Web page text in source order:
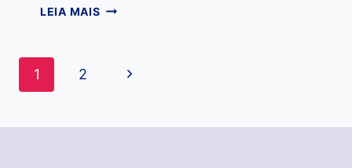
LEIA MAISCURSO
CARREIRA
Navegação
da
Página
1 2
Página